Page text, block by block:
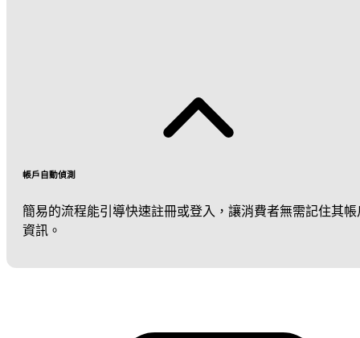
帳戶自動偵測
簡易的流程能引導快速註冊或登入，讓消費者無需記住其帳
資訊。